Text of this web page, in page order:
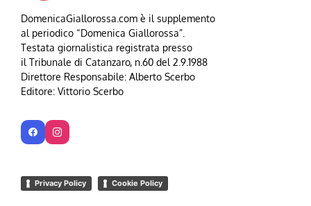
DomenicaGiallorossa.com è il supplemento
al periodico “Domenica Giallorossa”.
Testata giornalistica registrata presso
il Tribunale di Catanzaro, n.60 del 2.9.1988
Direttore Responsabile: Alberto Scerbo
Editore: Vittorio Scerbo
Privacy Policy Cookie Policy